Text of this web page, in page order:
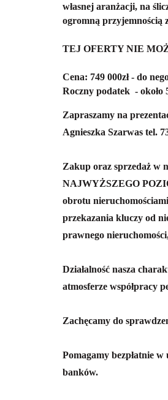
własnej aranżacji, na
ogromną przyjemnością
TEJ OFERTY NIE
Cena: 749 000zł - do
Roczny podatek - około
Zapraszamy na
Agnieszka Szarwas tel.
Zakup oraz sprzedaż w
NAJWYŻSZEGO
obrotu
przekazania kluczy od
prawnego
Działalność nasza
atmosferze współpracy
Zachęcamy do
Pomagamy bezpłatnie
banków.